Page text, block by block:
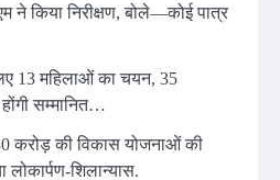
ने किया निरीक्षण, बोले—कोई पात्र
13 महिलाओं का चयन, 35
होंगी सम्मानित…
करोड़ की विकास योजनाओं की
लोकार्पण-शिलान्यास.